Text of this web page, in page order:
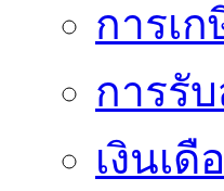
การเ
การรั
เงินเ